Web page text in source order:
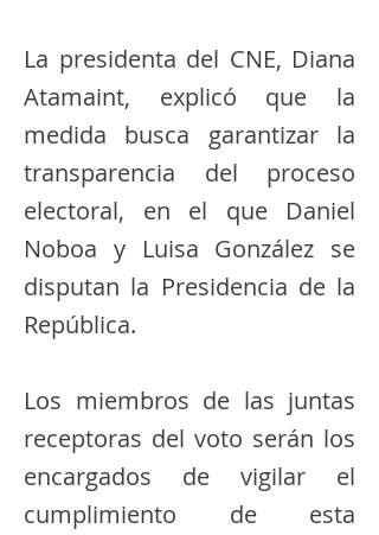
La presidenta del CNE, Diana
Atamaint, explicó que la
medida busca garantizar la
transparencia del proceso
electoral, en el que Daniel
Noboa y Luisa González se
disputan la Presidencia de la
República.
Los miembros de las juntas
receptoras del voto serán los
encargados de vigilar el
cumplimiento de esta